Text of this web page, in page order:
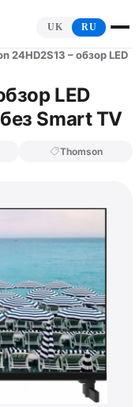
UK RU
24HD2S13 – обзор LED
LED
Smart TV
Thomson